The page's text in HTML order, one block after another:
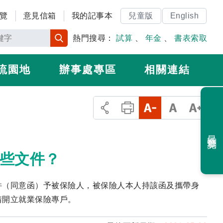
意見信箱 我的記事本 兒童版 English
熱門搜尋： 試算 年金 書表索取
園地 辦事處專區 相關連結
文件？
同意函）予被保險人，被保險人本人持該函及攜帶身
立就業保險專戶。